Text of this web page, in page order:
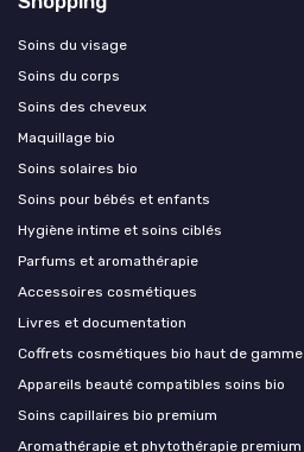
Soins du visage
Soins du corps
Soins des cheveux
Maquillage bio
Soins solaires bio
Soins pour bébés et enfants
Hygiène intime et soins ciblés
Parfums et aromathérapie
Accessoires cosmétiques
Livres et documentation
Coffrets cosmétiques bio haut de gamme
Appareils beauté compatibles soins bio
Soins capillaires bio premium
Aromathérapie et phytothérapie premium